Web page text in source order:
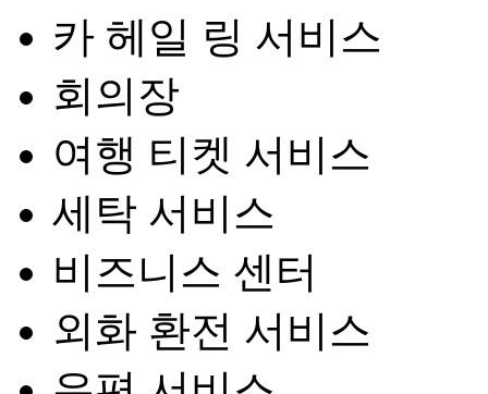
카 헤일 링 서비스
회의장
여행 티켓 서비스
세탁 서비스
비즈니스 센터
외화 환전 서비스